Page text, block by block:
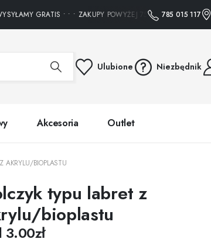
GRATIS • • • ZAKUPY POWYŻEJ 75 ZŁ WYSYŁAMY
785 015 117
Ulubione Niezbędnik
Akcesoria Outlet
AKRYLU/BIOPLASTU
typu labret z
bioplastu
3.00zł